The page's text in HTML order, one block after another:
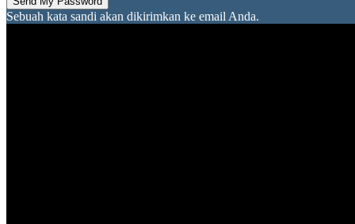
Sebuah kata sandi akan dikirimkan ke email Anda.